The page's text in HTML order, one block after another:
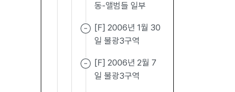
동-앨범들 일부
[F] 2006년 1월 30
일 불광3구역
[F] 2006년 2월 7
일 불광3구역